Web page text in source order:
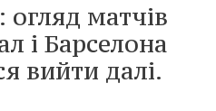
огляд матчів
і Барселона
вийти далі.